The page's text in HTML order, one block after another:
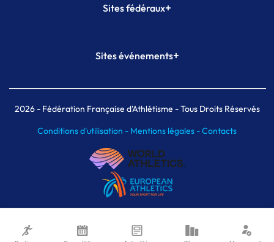
Sites fédéraux+
Plateforme Formation
Sites événements+
Meeting de Paris indoor
MAIF Ekiden de Paris
2026- Fédération Française d'Athlétisme - Tous Droits Réservés
Conditions d'utilisation - Mentions légales -Contacts